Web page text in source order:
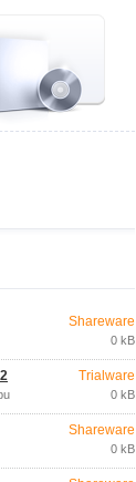
Shareware
0 kB
pro
Trialware
0 kB
Shareware
0 kB